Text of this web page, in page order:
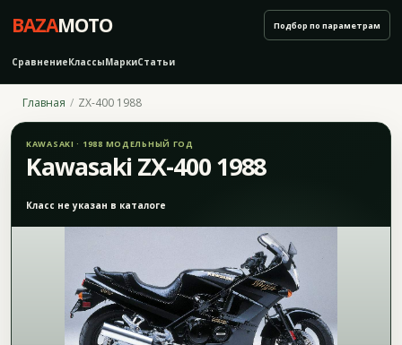
BAZAMOTO
СравнениеКлассыМаркиСтатьи
Подбор по параметрам
Главная ZX-400 1988
KAWASAKI · 1988 МОДЕЛЬНЫЙ ГОД
Kawasaki ZX-400 1988
Класс не указан в каталоге